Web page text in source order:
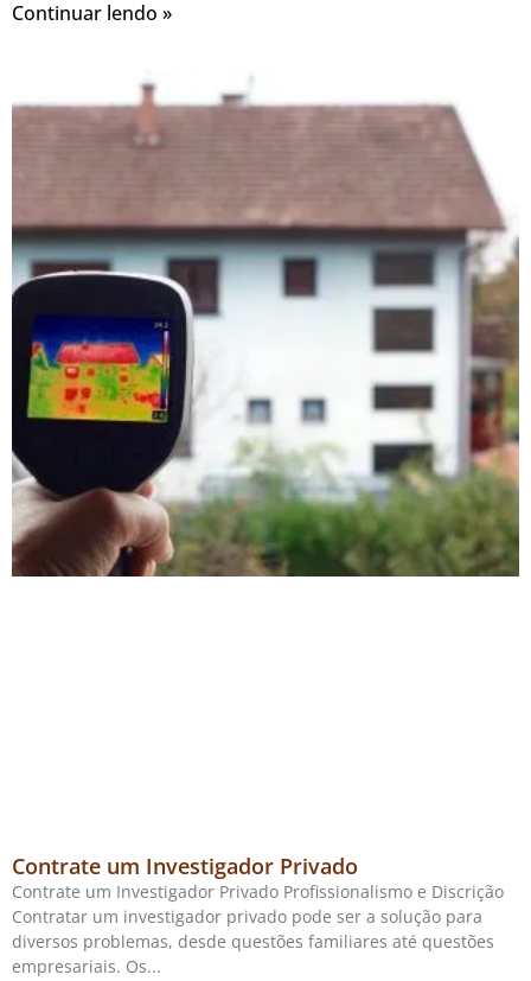
Continuar lendo »
Contrate um Investigador Privado
Contrate um Investigador Privado Profissionalismo e Discrição
Contratar um investigador privado pode ser a solução para
diversos problemas, desde questões familiares até questões
empresariais. Os